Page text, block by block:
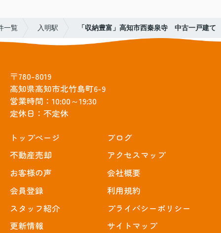
一覧 入明駅 「収納豊富」高知市西秦泉寺 中古一戸建て
〒780-8019
高知県高知市北竹島町6-9
営業時間：10:00～19:30
定休日：不定休
トップぺージ
不動産売却
お客様の声
会員登録
スタッフ紹介
更新情報
ブログ
アクセスマップ
会社概要
利用規約
プライバシーポリシー
サイトマップ